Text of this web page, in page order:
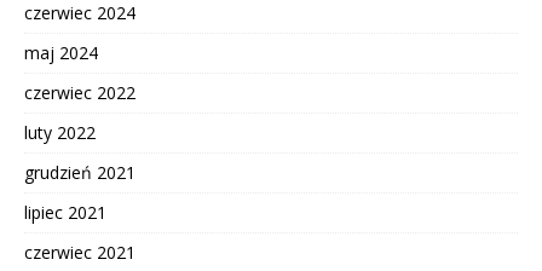
czerwiec 2024
maj 2024
czerwiec 2022
luty 2022
grudzień 2021
lipiec 2021
czerwiec 2021